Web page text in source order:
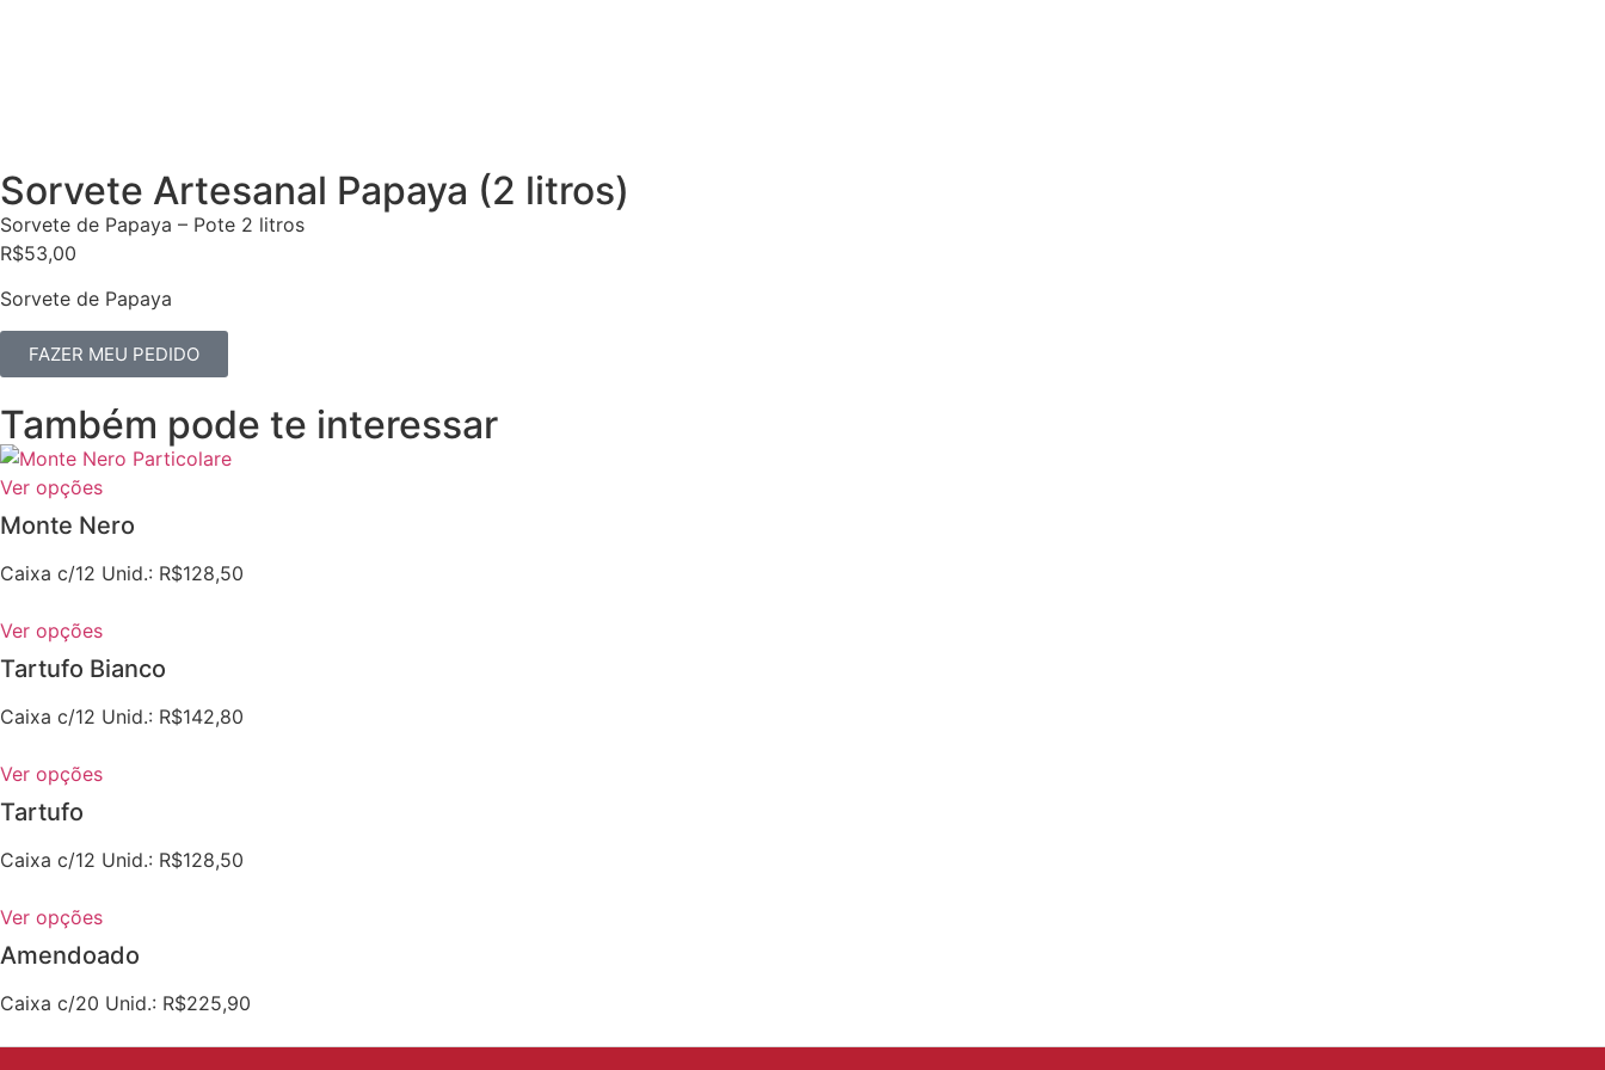
Sorvete Artesanal Papaya (2 litros)
Sorvete de Papaya – Pote 2 litros
R$53,00
Sorvete de Papaya
FAZER MEU PEDIDO
Também pode te interessar
Ver opções
Monte Nero
Caixa c/12 Unid.: R$128,50
Ver opções
Tartufo Bianco
Caixa c/12 Unid.: R$142,80
Ver opções
Tartufo
Caixa c/12 Unid.: R$128,50
Ver opções
Amendoado
Caixa c/20 Unid.: R$225,90